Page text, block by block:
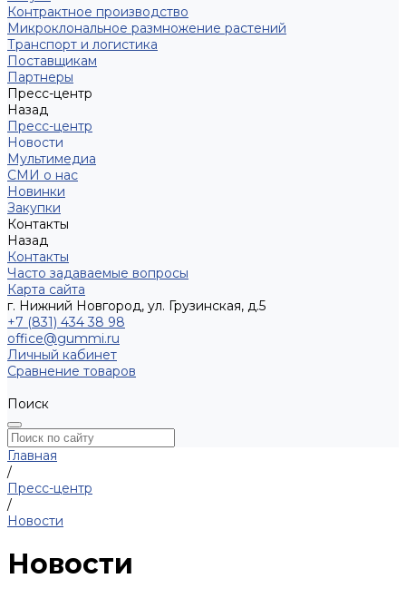
Контрактное производство
Микроклональное размножение растений
Транспорт и логистика
Поставщикам
Партнеры
Пресс-центр
Назад
Пресс-центр
Новости
Мультимедиа
СМИ о нас
Новинки
Закупки
Контакты
Назад
Контакты
Часто задаваемые вопросы
Карта сайта
г. Нижний Новгород, ул. Грузинская, д.5
+7 (831) 434 38 98
office@gummi.ru
Личный кабинет
Сравнение товаров
Поиск
Главная
/
Пресс-центр
/
Новости
Новости